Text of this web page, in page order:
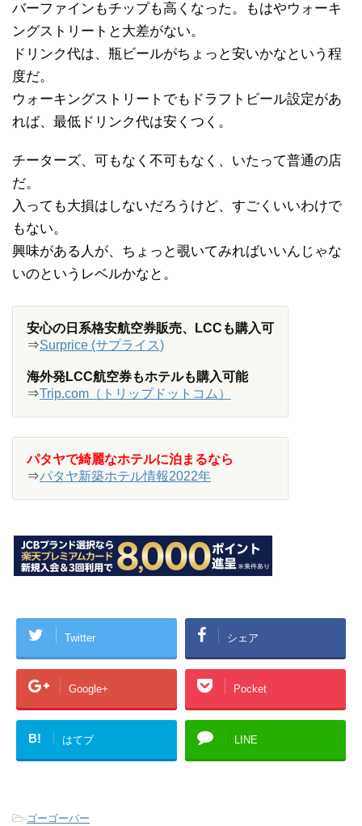
バーファインもチップも高くなった。もはやウォーキ
ングストリートと大差がない。
ドリンク代は、瓶ビールがちょっと安いかなという程
度だ。
ウォーキングストリートでもドラフトビール設定があ
れば、最低ドリンク代は安くつく。
チーターズ、可もなく不可もなく、いたって普通の店
だ。
入っても大損はしないだろうけど、すごくいいわけで
もない。
興味がある人が、ちょっと覗いてみればいいんじゃな
いのというレベルかなと。
安心の日系格安航空券販売、LCCも購入可
⇒Surprice (サプライス)
海外発LCC航空券もホテルも購入可能
⇒Trip.com（トリップドットコム）
パタヤで綺麗なホテルに泊まるなら
⇒パタヤ新築ホテル情報2022年
Twitter シェア
Google+ Pocket
B! はてブ LINE
-ゴーゴーバー